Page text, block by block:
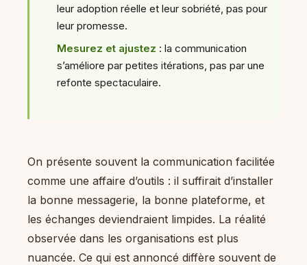
leur adoption réelle et leur sobriété, pas pour
leur promesse.
Mesurez et ajustez : la communication
s’améliore par petites itérations, pas par une
refonte spectaculaire.
On présente souvent la communication facilitée
comme une affaire d’outils : il suffirait d’installer
la bonne messagerie, la bonne plateforme, et
les échanges deviendraient limpides. La réalité
observée dans les organisations est plus
nuancée. Ce qui est annoncé diffère souvent de